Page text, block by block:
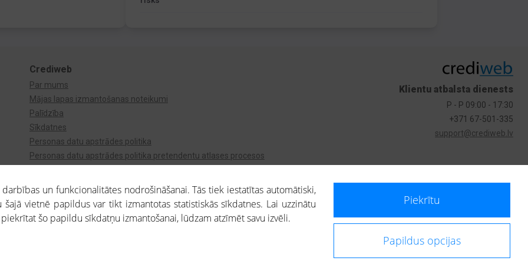
Crediweb
Par mums
Mājas lapas izmantošanas noteikumi
Palīdzība
Sīkdatnes
Personas datu apstrādes politika
Personas datu apstrādes politika pretendentu atlases procesos
Klientu atbalsta dienests
P - P 09:00 - 17:30
+371 67-501-335
support@crediweb.lv
ietvaros saņemtajai informācijai ir uzziņas raksturs, un tai nav juridiska spēka. Portāla lietotājs, izmantojot portālā saņemto informāciju, ir atbildīgs par fizisko
un funkcionalitātes nodrošināšanai. Tās tiek iestatītas automātiski,
vietnē papildus var tikt izmantotas statistiskās sīkdatnes. Lai uzzinātu
piekrītat šo papildu sīkdatņu izmantošanai, lūdzam atzīmēt savu izvēli.
Piekrītu
Papildus opcijas